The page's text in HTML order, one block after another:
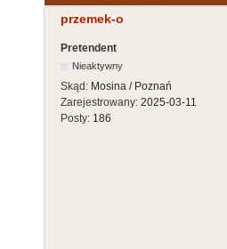
przemek-o
Pretendent
Nieaktywny
Skąd: Mosina / Poznań
Zarejestrowany: 2025-03-11
Posty: 186